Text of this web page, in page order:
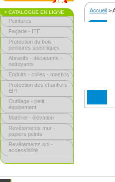
> CATALOGUE EN LIGNE
Peintures
Façade - ITE
Protection du bois -
peintures spécifiques
Abrasifs - décapants -
nettoyants
Enduits - colles - mastics
Protection des chantiers -
EPI
Outillage - petit
équipement
Matériel - élévation
Revêtements mur -
papiers peints
Revêtements sol -
accessibilité
Accueil >